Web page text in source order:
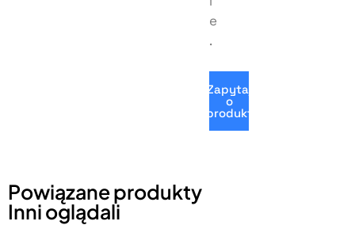
e
.
Zapytaj
o
produkt
Powiązane produkty
Inni oglądali